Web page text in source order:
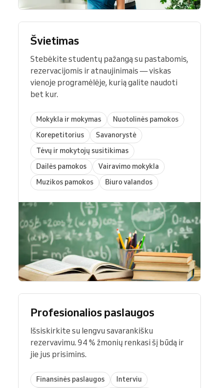
Švietimas
Stebėkite studentų pažangą su pastabomis,
rezervacijomis ir atnaujinimais — viskas
vienoje programėlėje, kurią galite naudoti
bet kur.
Mokykla ir mokymas
Nuotolinės pamokos
Korepetitorius
Savanorystė
Tėvų ir mokytojų susitikimas
Dailės pamokos
Vairavimo mokykla
Muzikos pamokos
Biuro valandos
Profesionalios paslaugos
Išsiskirkite su lengvu savarankišku
rezervavimu. 94 % žmonių renkasi šį būdą ir
jie jus prisimins.
Finansinės paslaugos Interviu